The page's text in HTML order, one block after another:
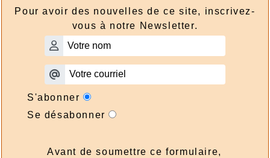
Pour avoir des nouvelles de ce site, inscrivez-
vous à notre Newsletter.
S'abonner
Se désabonner
Avant de soumettre ce formulaire,